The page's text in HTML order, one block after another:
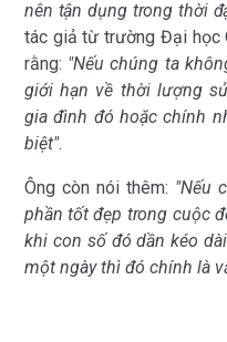
nên tận dụng trong thời
tác giả từ trường Đại học
rằng: "Nếu chúng ta
giới hạn về thời lượng
gia đình đó hoặc chính
biệt".
Ông còn nói thêm: "Nếu
phần tốt đẹp trong cuộc
khi con số đó dần kéo
một ngày thì đó chính là